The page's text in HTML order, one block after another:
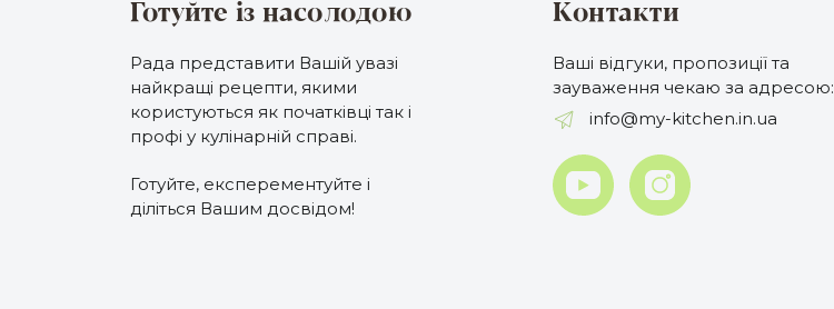
Готуйте із насолодою
Рада представити Вашій увазі
найкращі рецепти, якими
користуються як початківці так і
профі у кулінарній справі.
Готуйте, експерементуйте і
діліться Вашим досвідом!
Контакти
Ваші відгуки, пропозиції та
зауваження чекаю за адресою:
info@my-kitchen.in.ua